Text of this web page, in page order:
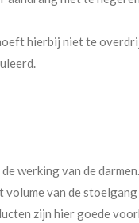
hierbij niet te
werking van de darmen.
van de
zijn hier goede